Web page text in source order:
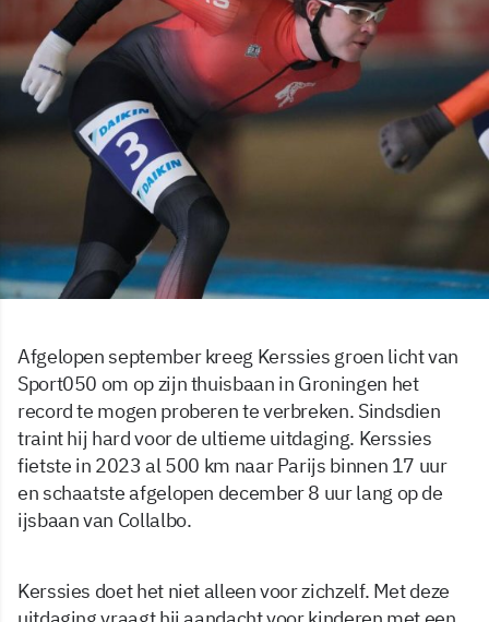
Afgelopen september kreeg Kerssies groen licht van
Sport050 om op zijn thuisbaan in Groningen het
record te mogen proberen te verbreken. Sindsdien
traint hij hard voor de ultieme uitdaging. Kerssies
fietste in 2023 al 500 km naar Parijs binnen 17 uur
en schaatste afgelopen december 8 uur lang op de
ijsbaan van Collalbo.
Kerssies doet het niet alleen voor zichzelf. Met deze